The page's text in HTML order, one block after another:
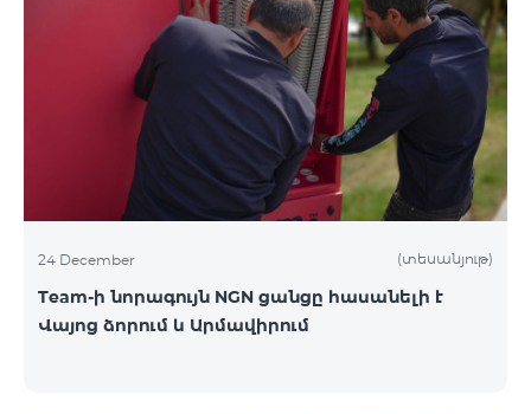
24 December (տեսանյութ)
Team-ի նորագույն NGN ցանցը հասանելի է
Վայոց ձորում և Արմավիրում